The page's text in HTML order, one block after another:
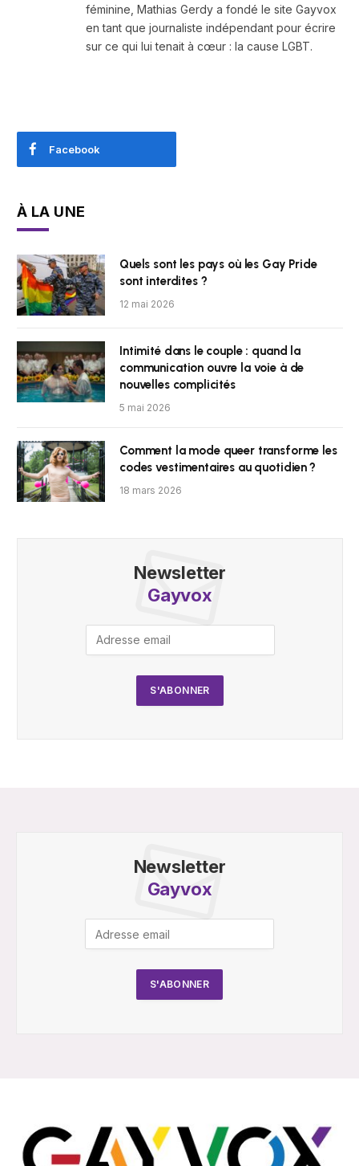
féminine, Mathias Gerdy a fondé le site Gayvox
en tant que journaliste indépendant pour écrire
sur ce qui lui tenait à cœur : la cause LGBT.
Facebook
À LA UNE
Quels sont les pays où les Gay Pride
sont interdites ?
12 mai 2026
Intimité dans le couple : quand la
communication ouvre la voie à de
nouvelles complicités
5 mai 2026
Comment la mode queer transforme les
codes vestimentaires au quotidien ?
18 mars 2026
Newsletter
Gayvox
Newsletter
Gayvox